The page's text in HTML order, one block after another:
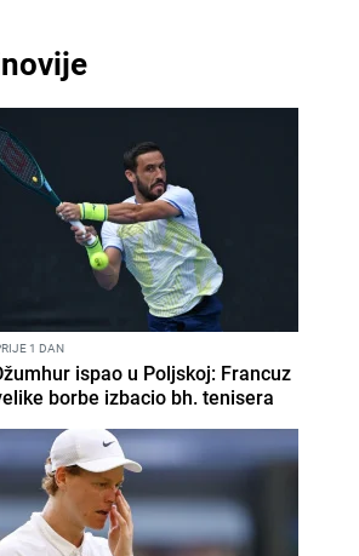
1 DAN
ispao u Poljskoj: Francuz
borbe izbacio bh. tenisera